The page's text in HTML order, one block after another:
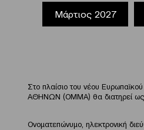
Μάρτιος 2027
Στο πλαίσιο του νέου
ΑΘΗΝΩΝ (ΟΜΜΑ) θα διατηρεί ως
Ονοματεπώνυμο, ηλεκτρονική